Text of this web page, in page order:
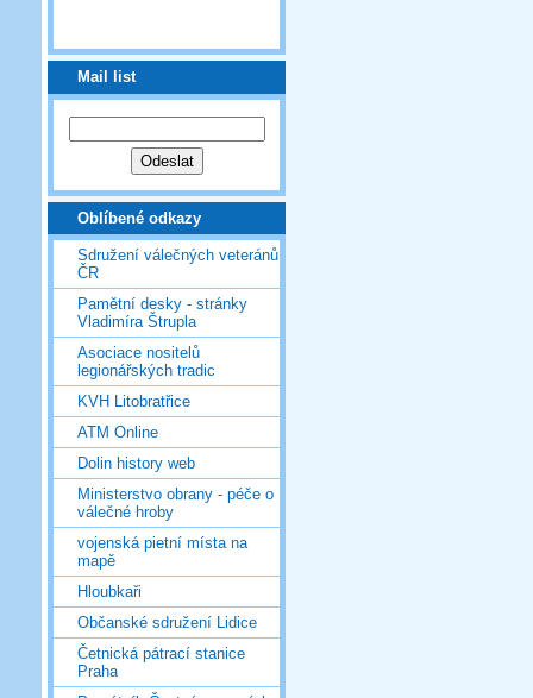
Mail list
Oblíbené odkazy
Sdružení válečných veteránů
ČR
Pamětní desky - stránky
Vladimíra Štrupla
Asociace nositelů
legionářských tradic
KVH Litobratřice
ATM Online
Dolin history web
Ministerstvo obrany - péče o
válečné hroby
vojenská pietní místa na
mapě
Hloubkaři
Občanské sdružení Lidice
Četnická pátrací stanice
Praha